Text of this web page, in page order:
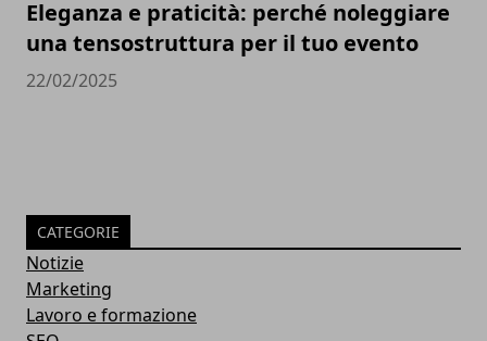
Eleganza e praticità: perché noleggiare
una tensostruttura per il tuo evento
22/02/2025
CATEGORIE
Notizie
Marketing
Lavoro e formazione